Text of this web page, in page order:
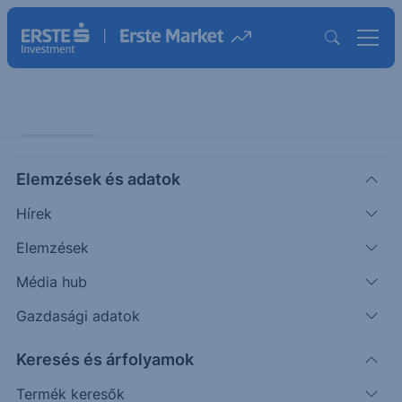
Elemzések és adatok
Hírek
Elemzések
Média hub
Gazdasági adatok
Keresés és árfolyamok
Termék keresők
Unió 2027 januárig elhalasztotta a banki
kereskedési könyvekre vonatkozó szigorúbb